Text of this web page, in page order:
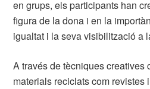
en grups, els participants han
figura de la dona i en la
igualtat i la seva visibilització a
A través de tècniques creatives
materials reciclats com revistes